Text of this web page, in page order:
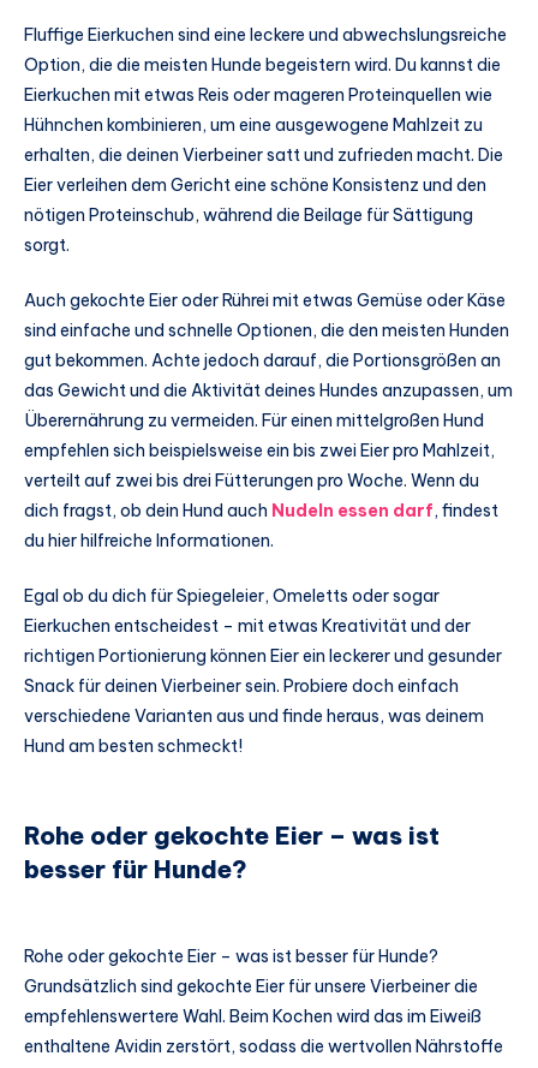
Fluffige Eierkuchen sind eine leckere und abwechslungsreiche
Option, die die meisten Hunde begeistern wird. Du kannst die
Eierkuchen mit etwas Reis oder mageren Proteinquellen wie
Hühnchen kombinieren, um eine ausgewogene Mahlzeit zu
erhalten, die deinen Vierbeiner satt und zufrieden macht. Die
Eier verleihen dem Gericht eine schöne Konsistenz und den
nötigen Proteinschub, während die Beilage für Sättigung
sorgt.
Auch gekochte Eier oder Rührei mit etwas Gemüse oder Käse
sind einfache und schnelle Optionen, die den meisten Hunden
gut bekommen. Achte jedoch darauf, die Portionsgrößen an
das Gewicht und die Aktivität deines Hundes anzupassen, um
Überernährung zu vermeiden. Für einen mittelgroßen Hund
empfehlen sich beispielsweise ein bis zwei Eier pro Mahlzeit,
verteilt auf zwei bis drei Fütterungen pro Woche. Wenn du
dich fragst, ob dein Hund auch Nudeln essen darf, findest
du hier hilfreiche Informationen.
Egal ob du dich für Spiegeleier, Omeletts oder sogar
Eierkuchen entscheidest – mit etwas Kreativität und der
richtigen Portionierung können Eier ein leckerer und gesunder
Snack für deinen Vierbeiner sein. Probiere doch einfach
verschiedene Varianten aus und finde heraus, was deinem
Hund am besten schmeckt!
Rohe oder gekochte Eier – was ist
besser für Hunde?
Rohe oder gekochte Eier – was ist besser für Hunde?
Grundsätzlich sind gekochte Eier für unsere Vierbeiner die
empfehlenswertere Wahl. Beim Kochen wird das im Eiweiß
enthaltene Avidin zerstört, sodass die wertvollen Nährstoffe